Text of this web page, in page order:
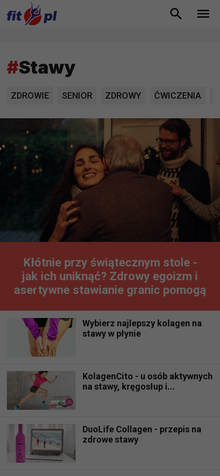
#Stawy
ZDROWIE SENIOR ZDROWY ĆWICZENIA
Kłótnie przy świątecznym stole -
jak ich uniknąć? Zdrowy egoizm i
asertywne stawianie granic pomogą
Wybierz najlepszy kolagen na
stawy w płynie
KolagenCito - u osób aktywnych
na stawy, kręgosłup i...
DuoLife Collagen - przepis na
zdrowe stawy